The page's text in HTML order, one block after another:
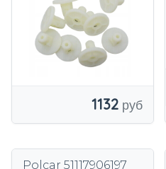
07147306224
1132
Polcar 51117906197